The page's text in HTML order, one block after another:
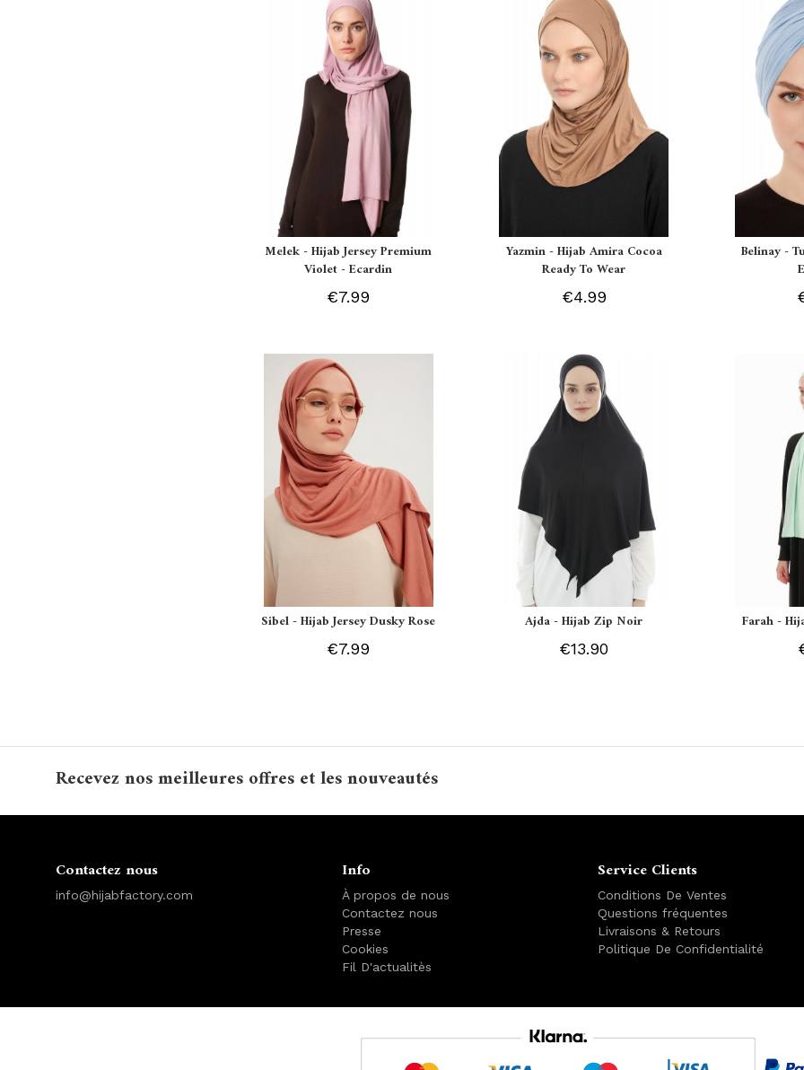
Melek - Hijab Jersey Premium
Violet - Ecardin
€7.99
Yazmin - Hijab Amira Cocoa
Ready To Wear
€4.99
Belinay -
Sibel - Hijab Jersey Dusky Rose
€7.99
Ajda - Hijab Zip Noir
€13.90
Farah -
Recevez nos meilleures offres et les nouveautés
Contactez nous
info@hijabfactory.com
Info
À propos de nous
Contactez nous
Presse
Cookies
Fil D'actualitès
Service Clients
Conditions De Ventes
Questions fréquentes
Livraisons & Retours
Politique De Confidentialité